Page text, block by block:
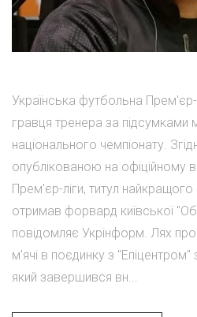
Українська футбольна
гравця тренера за підсумками
національного чемпіонату.
опублікованою на офіційному
Прем'єр-ліги, титул найкращого
отримав форвард київської
повідомляє Укрінформ. Лях
м'ячі в поєдинку з
який завершився вн...